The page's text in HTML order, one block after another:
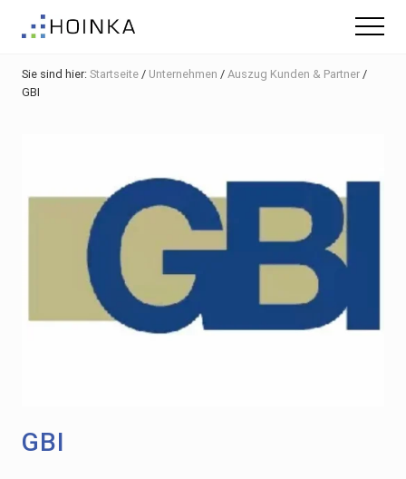
content
Hauptsidebar
Fußzeile
nachhaltig
Planen
Menu
Sie sind hier: Startseite / Unternehmen / Auszug Kunden & Partner /
GBI
GBI